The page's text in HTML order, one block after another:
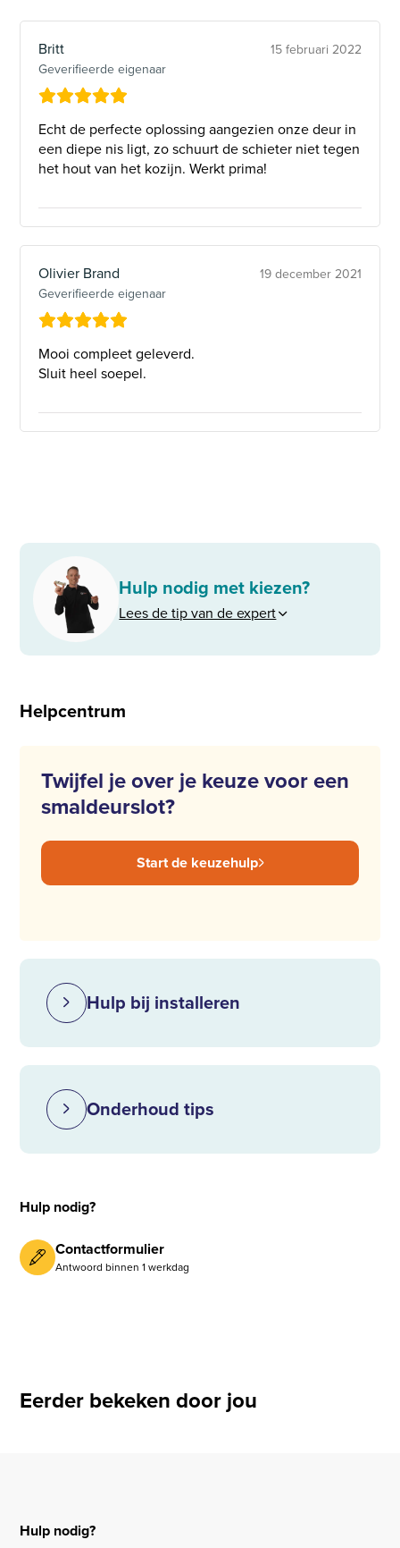
Britt
Geverifieerde eigenaar
15 februari 2022
Echt de perfecte oplossing aangezien onze deur in
een diepe nis ligt, zo schuurt de schieter niet tegen
het hout van het kozijn. Werkt prima!
Olivier Brand
Geverifieerde eigenaar
19 december 2021
Mooi compleet geleverd.
Sluit heel soepel.
Hulp nodig met kiezen?
Lees de tip van de expert
Helpcentrum
Twijfel je over je keuze voor een
smaldeurslot?
Start de keuzehulp
Hulp bij installeren
Onderhoud tips
Hulp nodig?
Contactformulier
Antwoord binnen 1 werkdag
Eerder bekeken door jou
Hulp nodig?